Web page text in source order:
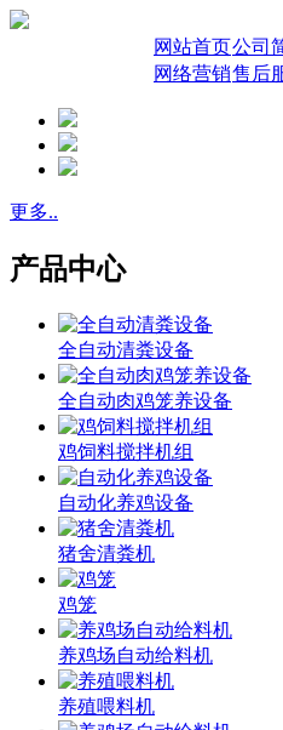
网站首页公司
网络营销售后
更多..
产品中心
全自动清粪设备
全自动肉鸡笼养设备
鸡饲料搅拌机组
自动化养鸡设备
猪舍清粪机
鸡笼
养鸡场自动给料机
养殖喂料机